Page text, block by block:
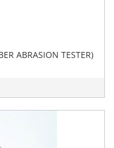
ABRASION TESTER)